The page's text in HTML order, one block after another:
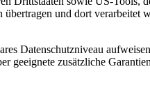
und dort
Datenschutzniveau
zusätzliche